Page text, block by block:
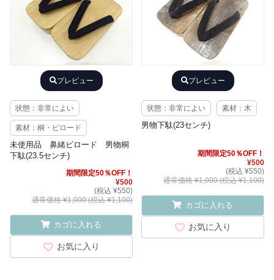
プレビュー
状態：非常によい
素材：桐・ビロード
未使用品 鼻緒ビロード 男物桐
下駄(23.5センチ)
期間限定50％OFF！
¥500
(税込 ¥550)
通常価格 ¥1,000 (税込 ¥1,100)
カゴに入れる
お気に入り
プレビュー
状態：非常によい 素材：木
男物下駄(23センチ)
期間限定50％OFF！
¥500
(税込 ¥550)
通常価格 ¥1,000 (税込 ¥1,100)
カゴに入れる
お気に入り